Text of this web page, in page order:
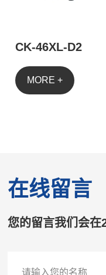
CK-46XL-D2
MORE +
在线留言
您的留言我们会在